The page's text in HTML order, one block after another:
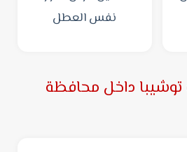
نفس العطل
داخل محافظة